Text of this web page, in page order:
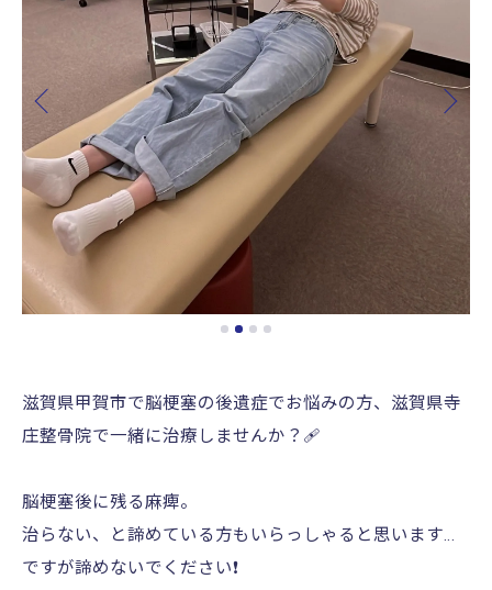
滋賀県甲賀市で脳梗塞の後遺症でお悩みの方、滋賀県寺
庄整骨院で一緒に治療しませんか？🩹
脳梗塞後に残る麻痺。
治らない、と諦めている方もいらっしゃると思います…
ですが諦めないでください❗️